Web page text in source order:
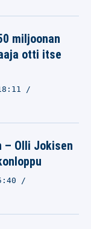
miljoonan
otti itse
– Olli Jokisen